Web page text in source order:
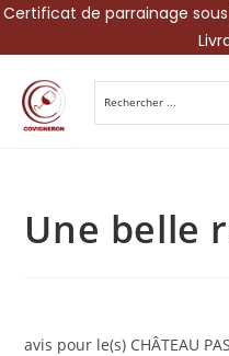
Certificat de parrainage sous
Une belle
avis pour le(s) CHÂTEAU